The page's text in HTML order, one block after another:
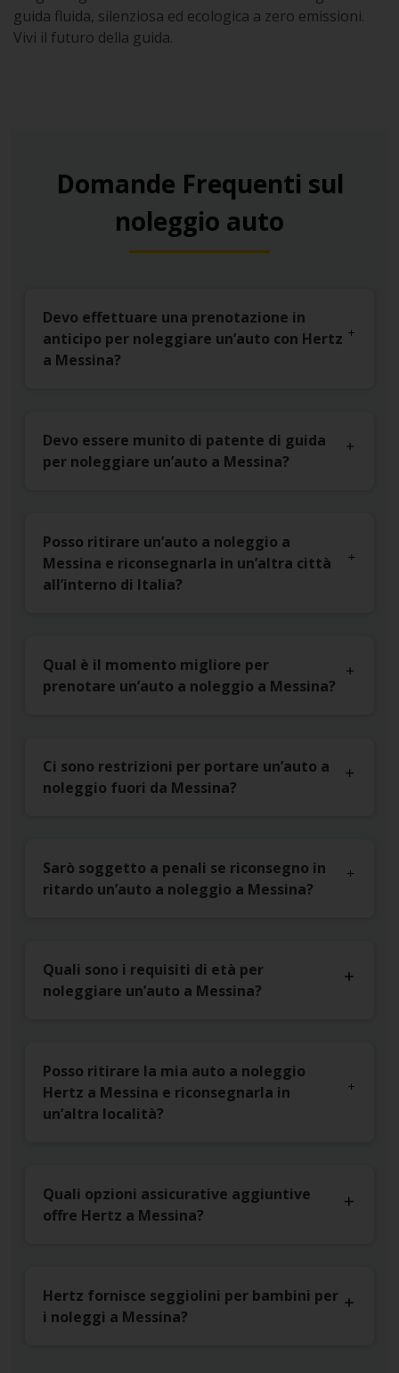
guida fluida, silenziosa ed ecologica a zero emissioni.
Vivi il futuro della guida.
Domande Frequenti sul
noleggio auto
Devo effettuare una prenotazione in
anticipo per noleggiare un’auto con Hertz
a Messina?
Devo essere munito di patente di guida
per noleggiare un’auto a Messina?
Posso ritirare un’auto a noleggio a
Messina e riconsegnarla in un’altra città
all’interno di Italia?
Qual è il momento migliore per
prenotare un’auto a noleggio a Messina?
Ci sono restrizioni per portare un’auto a
noleggio fuori da Messina?
Sarò soggetto a penali se riconsegno in
ritardo un’auto a noleggio a Messina?
Quali sono i requisiti di età per
noleggiare un’auto a Messina?
Posso ritirare la mia auto a noleggio
Hertz a Messina e riconsegnarla in
un’altra località?
Quali opzioni assicurative aggiuntive
offre Hertz a Messina?
Hertz fornisce seggiolini per bambini per
i noleggi a Messina?